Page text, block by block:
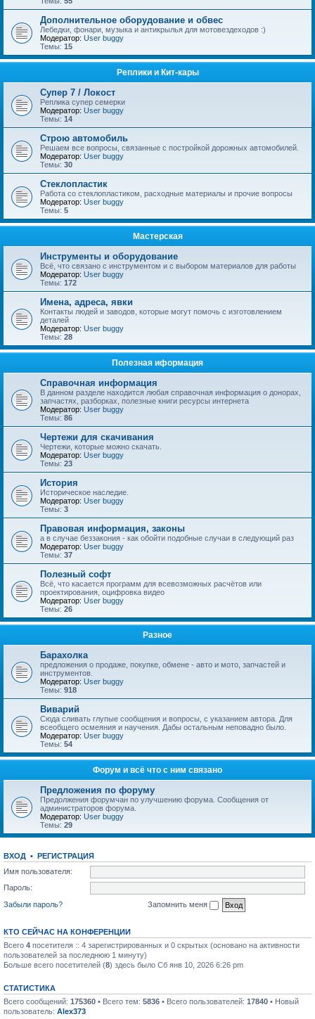
Дополнительное оборудование и обвес
Лебедки, фонари, музыка и антикрылья для мотовездеходов :)
Модератор: User buggy
Темы: 15
Реплики и Кит-кары
Супер 7 / Локост
Реплика супер семерки
Модератор: User buggy
Темы: 14
Строю автомобиль
Решаем все вопросы, связанные с постройкой дорожных автомобилей.
Модератор: User buggy
Темы: 30
Стеклопластик
Работа со стеклопластиком, расходные материалы и прочие вопросы
Модератор: User buggy
Темы: 5
Мастерская
Инструменты и оборудование
Всё, что связано с инструментом и с выбором материалов для работы
Модератор: User buggy
Темы: 172
Имена, адреса, явки
Контакты людей и заводов, которые могут помочь с изготовлением
деталей
Модератор: User buggy
Темы: 28
Полезная иформация
Справочная информация
В данном разделе находится любая справочная информация о донорах,
запчастях, разборках, полезные книги ресурсы интернета
Модератор: User buggy
Темы: 86
Чертежи для скачивания
Чертежи, которые можно скачать.
Модератор: User buggy
Темы: 23
История
Историческое наследие.
Модератор: User buggy
Темы: 3
Правовая информация, законы
а в случае беззакония - как обойти подобные случаи в следующий раз
Модератор: User buggy
Темы: 37
Полезный софт
Всё, что касается программ для всевозможных расчётов или
проектирования, оцифровка видео
Модератор: User buggy
Темы: 26
Разное
Барахолка
предложения о продаже, покупке, обмене - авто и мото, запчастей и
инструментов.
Модератор: User buggy
Темы: 918
Виварий
Сюда сливать глупые сообщения и вопросы, с указанием автора. Для
всеобщего осмеяния и научения. Дабы остальным неповадно было.
Модератор: User buggy
Темы: 54
Форум и всё что с ним связано
Предложения по форуму
Предолжения форумчан по улучшению форума. Сообщения от
администраторов форума.
Модератор: User buggy
Темы: 29
ВХОД • РЕГИСТРАЦИЯ
Имя пользователя:
Пароль:
Забыли пароль?
Запомнить меня
КТО СЕЙЧАС НА КОНФЕРЕНЦИИ
Всего 4 посетителя :: 4 зарегистрированных и 0 скрытых (основано на активности
пользователей за последнюю 1 минуту)
Больше всего посетителей (8) здесь было Сб янв 10, 2026 6:26 pm
СТАТИСТИКА
Всего сообщений: 175360 • Всего тем: 5836 • Всего пользователей: 17840 • Новый
пользователь: Alex373